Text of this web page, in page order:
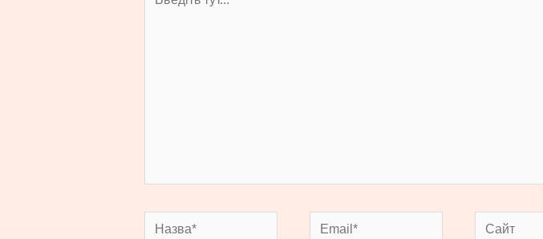
Назва* Email* Сайт